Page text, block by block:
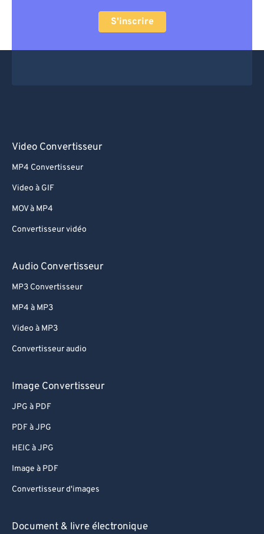
S'inscrire
Video Convertisseur
MP4 Convertisseur
Video à GIF
MOV à MP4
Convertisseur vidéo
Audio Convertisseur
MP3 Convertisseur
MP4 à MP3
Video à MP3
Convertisseur audio
Image Convertisseur
JPG à PDF
PDF à JPG
HEIC à JPG
Image à PDF
Convertisseur d'images
Document & livre électronique